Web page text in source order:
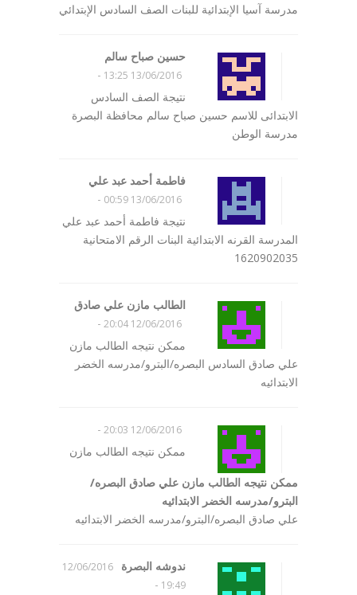
مدرسة آسيا الإبتدائية للبنات الصف السادس الإبتدائي
حسين صباح سالم
13/06/2016 13:25
-
نتيجة الصف السادس
الابتدائى للاسم حسين صباح سالم محافظة البصرة
مدرسة الوطن
فاطمة أحمد عبد علي
13/06/2016 00:59
-
نتيجة فاطمة أحمد عبد علي
المدرسة القرنه الابتدائية البنات الرقم الامتحانية
1620902035
الطالب مازن علي صادق
12/06/2016 20:04
-
ممكن نتيجه الطالب مازن
علي صادق السادس البصره/البترو/مدرسه الخضر
الابتدائيه
ممكن نتيجه الطالب مازن علي صادق البصره/
البترو/مدرسه الخضر الابتدائيه
12/06/2016 20:03
-
ممكن نتيجه الطالب مازن
علي صادق البصره/البترو/مدرسه الخضر الابتدائيه
ندوشه البصرة
12/06/2016
19:49
-